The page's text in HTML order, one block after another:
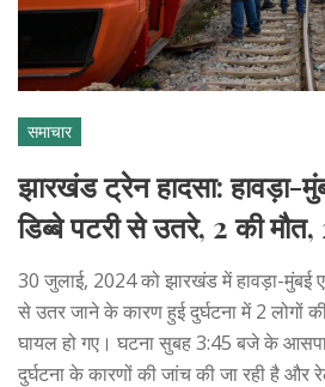
समाचार
झारखंड ट्रेन हादसा: हावड़ा-
डिब्बे पटरी से उतरे, 2 की
30 जुलाई, 2024 को झारखंड में हावड़ा-मुंबई
से उतर जाने के कारण हुई दुर्घटना में 2 लोगों
घायल हो गए। घटना सुबह 3:45 बजे के
दुर्घटना के कारणों की जांच की जा रही है